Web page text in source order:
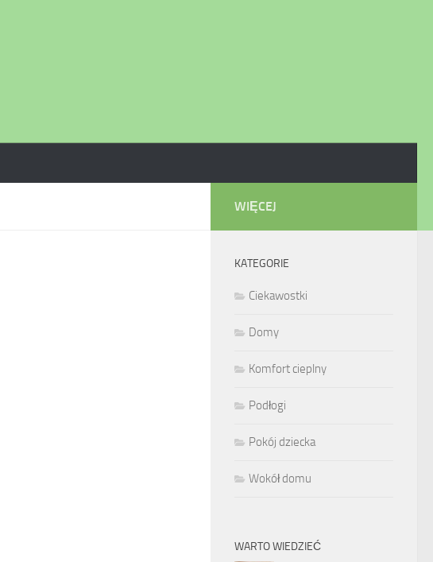
WIĘCEJ
KATEGORIE
Ciekawostki
Domy
Komfort cieplny
Podłogi
Pokój dziecka
Wokół domu
WARTO WIEDZIEĆ